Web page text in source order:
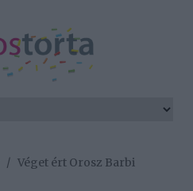
/ Véget ért Orosz Barbi